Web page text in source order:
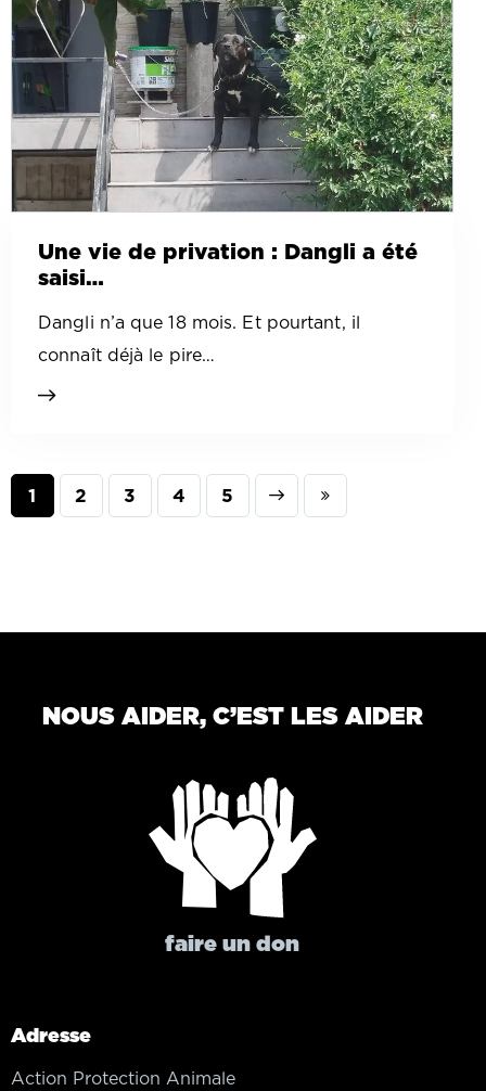
Une vie de privation : Dangli a été
saisi…
Dangli n’a que 18 mois. Et pourtant, il
connaît déjà le pire…
1 2 3 4 5
Next Last
NOUS AIDER, C’EST LES AIDER
faire un don
Adresse
Action Protection Animale